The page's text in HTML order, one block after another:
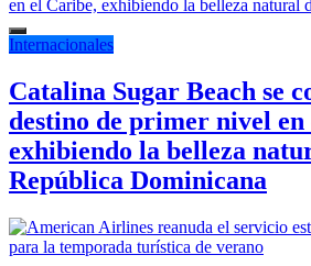
Internacionales
Catalina Sugar Beach se
destino de primer nivel
exhibiendo la belleza
República Dominicana